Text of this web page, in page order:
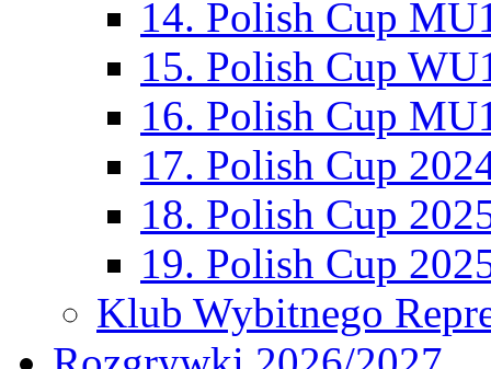
14. Polish Cup
15. Polish Cup
16. Polish Cup
17. Polish Cup
18. Polish Cup
19. Polish Cup
Klub Wybitnego